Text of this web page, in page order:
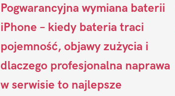
Pogwarancyjna wymiana baterii
iPhone – kiedy bateria traci
pojemność, objawy zużycia i
dlaczego profesjonalna naprawa
w serwisie to najlepsze